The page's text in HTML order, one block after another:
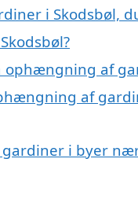
i Skodsbøl,
af
af
i byer